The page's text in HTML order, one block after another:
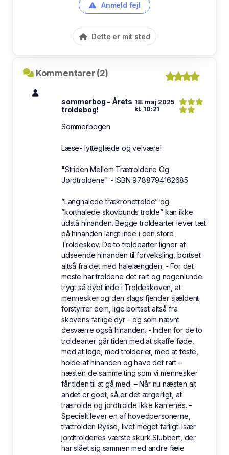
Anmeld fejl
Dette er mit sted
Kommentarer (2)
sommerbog - Årets
troldebog!
18. maj 2025
kl. 10:21
Sommerbogen
Læse- lytteglæde og velvære!
"Striden Mellem Trætroldene Og
Jordtroldene" - ISBN 9788794162685
”Langhalede trækronetrolde” og
”korthalede skovbunds trolde” kan ikke
udstå hinanden. Begge troldearter lever tæt
på hinanden langt inde i den store
Troldeskov. De to troldearter ligner af
udseende hinanden til forveksling, bortset
altså fra det med halelængden. - For det
meste har troldene det rart og nogenlunde
trygt så dybt inde i Troldeskoven, at
mennesker og den slags fjender sjældent
forstyrrer dem, lige bortset altså fra
skovens farlige dyr – og som nævnt
desværre også hinanden. - Inden for de to
troldearter går tiden med at skaffe føde,
med at lege, med trolderier, med at feste,
holde af hinanden og have det rart –
næsten de samme ting som vi mennesker
får tiden til at gå med. – Når nu næsten alt
andet er godt, så er det ærgerligt, at
trætrolde og jordtrolde ikke kan enes. –
Specielt lever en af hovedpersonerne,
trætrolden Rysse, livet meget farligt. Især
jordtroldenes værste skurk Slubbert, der
har slået sig sammen med andre fæle